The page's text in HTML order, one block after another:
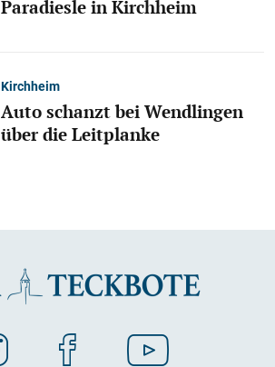
Paradiesle in Kirchheim
Kirchheim
Auto schanzt bei Wendlingen
über die Leitplanke